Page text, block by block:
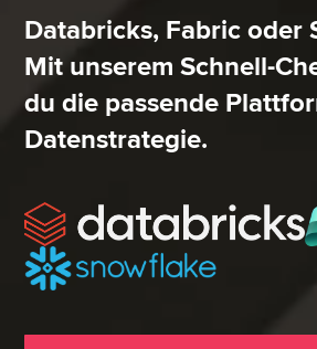
Databricks, Fabric oder
Mit unserem Schnell-
du die passende
Datenstrategie.